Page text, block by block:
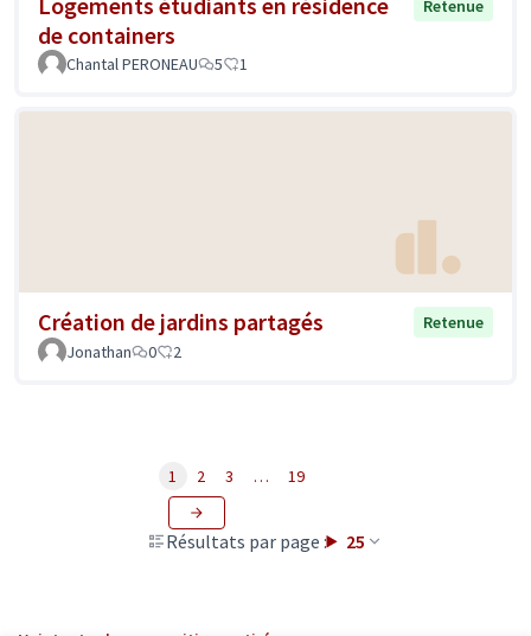
de containers
Retenue
Chantal PERONEAU 5 1
Création de jardins partagés
Retenue
Jonathan
0 2
Résultats par page : 25
1 2 3 … 19